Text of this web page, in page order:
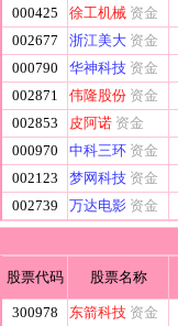
000425 徐工机械 资金
002677
浙江美大 资金
000790
华神科技 资金
002871
伟隆股份 资金
002853
皮阿诺 资金
000970
中科三环 资金
002123
梦网科技 资金
002739
万达电影 资金
股票代码 股票名称
300978 东箭科技 资金